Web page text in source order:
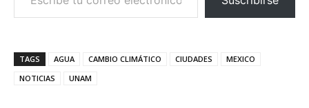
TAGS AGUA CAMBIO CLIMÁTICO CIUDADES
MEXICO
NOTICIAS
UNAM